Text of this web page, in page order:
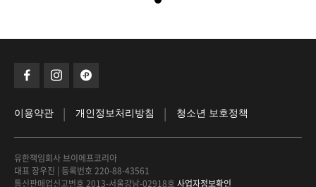
이용약관 | 개인정보처리방침 | 청소년 보호정책
유한책임회사 브이에프코리아
대표 장우진 | 등록번호 220-88-43561
통신판매업신고번호 2013-서울강남-02918호 사업자정보확인